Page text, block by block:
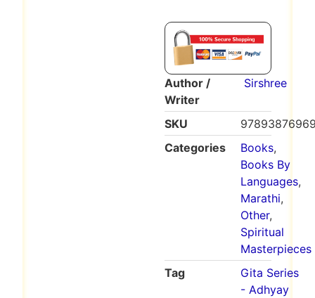
Author /
Writer
Sirshree
SKU
Categories
Books,
Books By
Languages,
Marathi,
Other,
Spiritual
Masterpieces
Tag
Gita Series
- Adhyay